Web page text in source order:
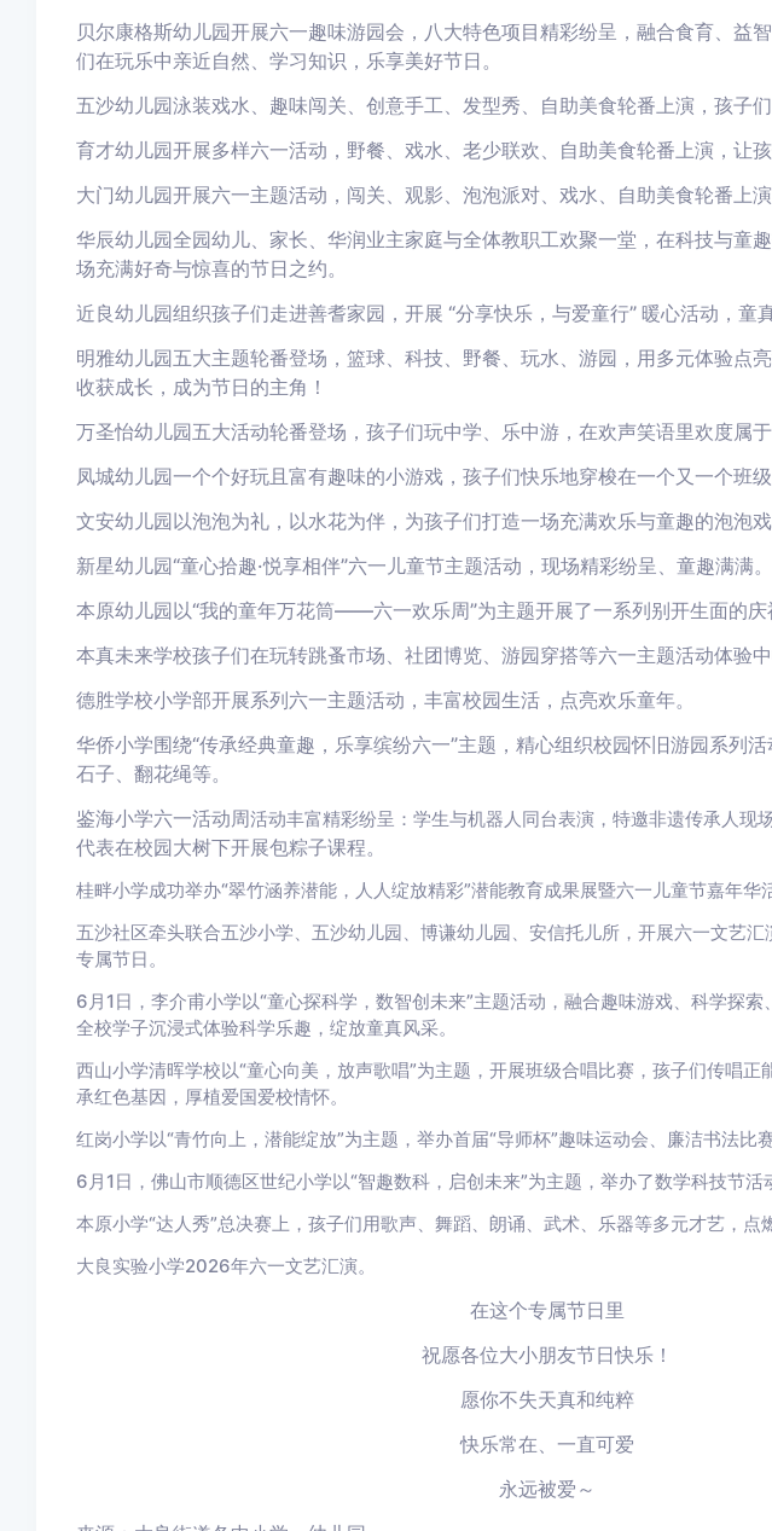
贝尔康格斯幼儿园开展六一趣味游园会，八大特色项目精彩纷呈，融合食育、益
们在玩乐中亲近自然、学习知识，乐享美好节日。
五沙幼儿园泳装戏水、趣味闯关、创意手工、发型秀、自助美食轮番上演，孩子
育才幼儿园开展多样六一活动，野餐、戏水、老少联欢、自助美食轮番上演，让孩
大门幼儿园开展六一主题活动，闯关、观影、泡泡派对、戏水、自助美食轮番上演
华辰幼儿园全园幼儿、家长、华润业主家庭与全体教职工欢聚一堂，在科技与童
场充满好奇与惊喜的节日之约。
近良幼儿园组织孩子们走进善耆家园，开展 “分享快乐，与爱童行” 暖心活动，童
明雅幼儿园五大主题轮番登场，篮球、科技、野餐、玩水、游园，用多元体验点
收获成长，成为节日的主角！
万圣怡幼儿园五大活动轮番登场，孩子们玩中学、乐中游，在欢声笑语里欢度属于
凤城幼儿园一个个好玩且富有趣味的小游戏，孩子们快乐地穿梭在一个又一个班
文安幼儿园以泡泡为礼，以水花为伴，为孩子们打造一场充满欢乐与童趣的泡泡戏
新星幼儿园“童心拾趣·悦享相伴”六一儿童节主题活动，现场精彩纷呈、童趣满满。
本原幼儿园以“我的童年万花筒——六一欢乐周”为主题开展了一系列别开生面的庆
本真未来学校孩子们在玩转跳蚤市场、社团博览、游园穿搭等六一主题活动体验中
德胜学校小学部开展系列六一主题活动，丰富校园生活，点亮欢乐童年。
华侨小学围绕“传承经典童趣，乐享缤纷六⼀”主题，精⼼组织校园怀旧游园系列活
石子、翻花绳等。
鉴海小学六一活动周活动丰富精彩纷呈 ： 学生与机器人同台表演， 特邀非遗传承人现
代表在校园大树下开展包粽子课程。
桂畔小学成功举办“翠竹涵养潜能，人人绽放精彩”潜能教育成果展暨六一儿童节嘉年华
五沙社区牵头联合五沙小学、五沙幼儿园、博谦幼儿园、安信托儿所，开展六一文艺
专属节日。
6月1日，李介甫小学以“童心探科学，数智创未来”主题活动，融合趣味游戏、科学探索
全校学子沉浸式体验科学乐趣，绽放童真风采。
西山小学清晖学校以“童心向美，放声歌唱”为主题，开展班级合唱比赛，孩子们传唱正
承红色基因，厚植爱国爱校情怀。
红岗小学以“青竹向上，潜能绽放”为主题，举办首届“导师杯”趣味运动会、廉洁书法比
6月1日，佛山市顺德区世纪小学以“智趣数科，启创未来”为主题，举办了数学科技节活
本原小学“达人秀”总决赛上，孩子们用歌声、舞蹈、朗诵、武术、乐器等多元才艺，点
大良实验小学2026年六一文艺汇演。
在这个专属节日里
祝愿各位大小朋友节日快乐！
愿你不失天真和纯粹
快乐常在、一直可爱
永远被爱～